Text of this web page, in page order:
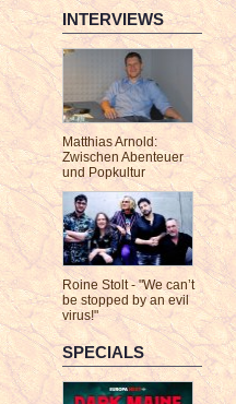
INTERVIEWS
Matthias Arnold:
Zwischen Abenteuer
und Popkultur
Roine Stolt - "We can’t
be stopped by an evil
virus!"
SPECIALS